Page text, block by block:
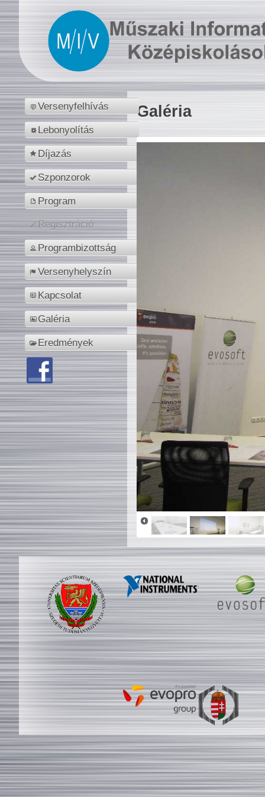
Versenyfelhívás
Lebonyolítás
Díjazás
Szponzorok
Program
Regisztráció
Programbizottság
Versenyhelyszín
Kapcsolat
Galéria
Eredmények
Galéria